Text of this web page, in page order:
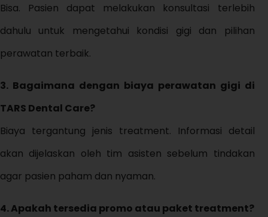
Bisa. Pasien dapat melakukan konsultasi terlebih
dahulu untuk mengetahui kondisi gigi dan pilihan
perawatan terbaik.
3. Bagaimana dengan biaya perawatan gigi di
TARS Dental Care?
Biaya tergantung jenis treatment. Informasi detail
akan dijelaskan oleh tim asisten sebelum tindakan
agar pasien paham dan nyaman.
4. Apakah tersedia promo atau paket treatment?